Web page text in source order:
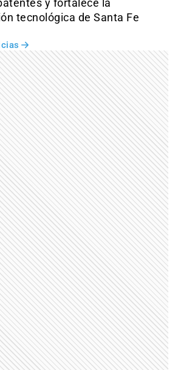
y fortalece la
tecnológica de Santa Fe